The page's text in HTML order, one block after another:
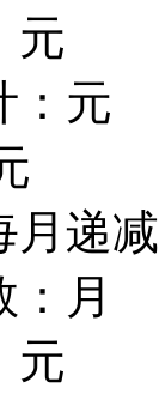
元
元
月递减
月
元